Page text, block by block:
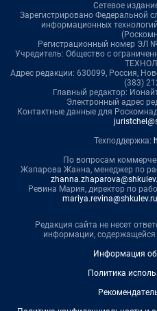
Сетевое
Зарегистрировано Федеральной
информационных
Регистрационный номер ЭЛ
Учредитель: Общество с
Адрес редакции: 630099, Россия,
(383)
Главный редактор:
Электронный адрес
Контактные данные для
Техподдержка:
По вопросам
Жапарова Жанна, менеджер по
Ревина Мария, директор по
mariya.revina@shkulev.ru
Редакция сайта не несет
информации,
Информация об
Политика